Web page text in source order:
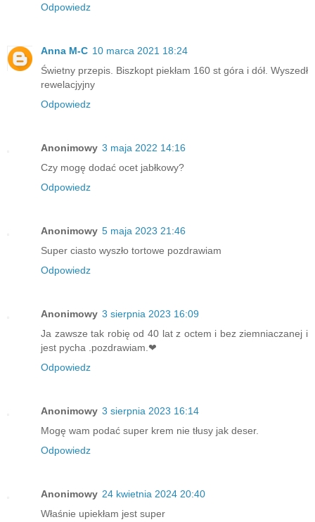
Odpowiedz
Anna M-C 10 marca 2021 18:24
Świetny przepis. Biszkopt piekłam 160 st góra i dół. Wyszedł
rewelacjyjny
Odpowiedz
Anonimowy 3 maja 2022 14:16
Czy mogę dodać ocet jabłkowy?
Odpowiedz
Anonimowy 5 maja 2023 21:46
Super ciasto wyszło tortowe pozdrawiam
Odpowiedz
Anonimowy 3 sierpnia 2023 16:09
Ja zawsze tak robię od 40 lat z octem i bez ziemniaczanej i
jest pycha .pozdrawiam.❤
Odpowiedz
Anonimowy 3 sierpnia 2023 16:14
Mogę wam podać super krem nie tłusy jak deser.
Odpowiedz
Anonimowy 24 kwietnia 2024 20:40
Właśnie upiekłam jest super